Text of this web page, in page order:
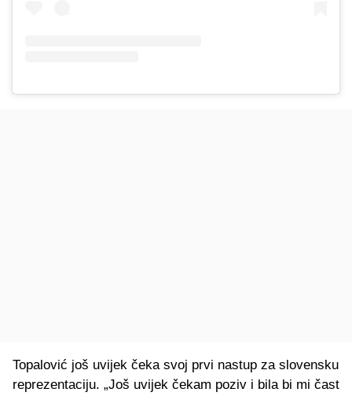
Topalović još uvijek čeka svoj prvi nastup za slovensku
reprezentaciju. „Još uvijek čekam poziv i bila bi mi čast